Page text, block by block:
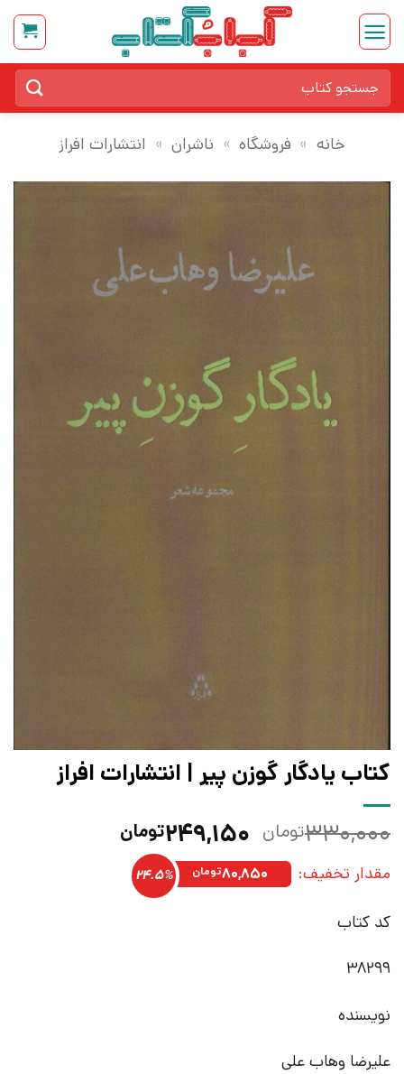
Skip
content
برای:
خانه » فروشگاه » ناشران » انتشارات افراز
کتاب یادگار گوزن پیر | انتشارات افراز
۳۳۰,۰۰۰تومان قیمت
اصلی:
۳۳۰,۰۰۰تومان
۲۴۹,۱۵۰تومان
مقدار تخفیف: ۸۰,۸۵۰تومان 24.5%
کد کتاب
38299
نویسنده
علیرضا وهاب علی